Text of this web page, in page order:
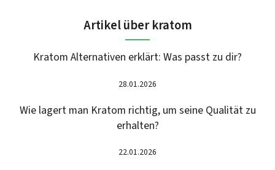
Artikel über kratom
Kratom Alternativen erklärt: Was passt zu dir?
28.01.2026
Wie lagert man Kratom richtig, um seine Qualität zu
erhalten?
22.01.2026